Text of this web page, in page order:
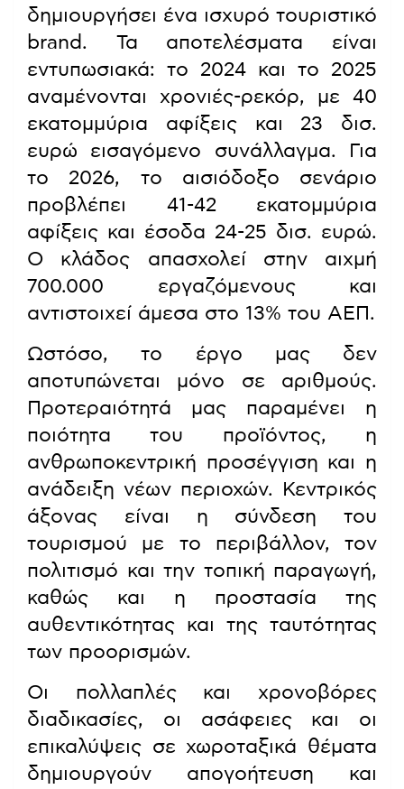
δημιουργήσει ένα ισχυρό τουριστικό
brand. Τα αποτελέσματα είναι
εντυπωσιακά: το 2024 και το 2025
αναμένονται χρονιές-ρεκόρ, με 40
εκατομμύρια αφίξεις και 23 δισ.
ευρώ εισαγόμενο συνάλλαγμα. Για
το 2026, το αισιόδοξο σενάριο
προβλέπει 41-42 εκατομμύρια
αφίξεις και έσοδα 24-25 δισ. ευρώ.
Ο κλάδος απασχολεί στην αιχμή
700.000 εργαζόμενους και
αντιστοιχεί άμεσα στο 13% του ΑΕΠ.
Ωστόσο, το έργο μας δεν
αποτυπώνεται μόνο σε αριθμούς.
Προτεραιότητά μας παραμένει η
ποιότητα του προϊόντος, η
ανθρωποκεντρική προσέγγιση και η
ανάδειξη νέων περιοχών. Κεντρικός
άξονας είναι η σύνδεση του
τουρισμού με το περιβάλλον, τον
πολιτισμό και την τοπική παραγωγή,
καθώς και η προστασία της
αυθεντικότητας και της ταυτότητας
των προορισμών.
Οι πολλαπλές και χρονοβόρες
διαδικασίες, οι ασάφειες και οι
επικαλύψεις σε χωροταξικά θέματα
δημιουργούν απογοήτευση και